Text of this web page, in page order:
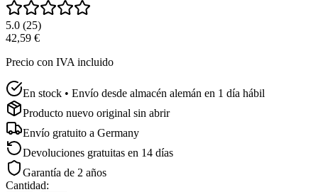
5.0 (25)
42,59 €
Precio con IVA incluido
En stock • Envío desde almacén alemán en 1 día hábil
Producto nuevo original sin abrir
Envío gratuito a Germany
Devoluciones gratuitas en 14 días
Garantía de 2 años
Cantidad: